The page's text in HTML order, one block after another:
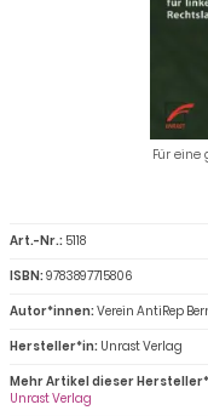
Für eine
Art.-Nr.: 5118
ISBN:9783897715806
Autor*innen:Verein AntiRep
Hersteller*in: Unrast Verlag
Mehr Artikel dieser
Unrast Verlag